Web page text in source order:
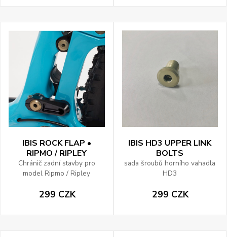
IBIS ROCK FLAP •
RIPMO / RIPLEY
Chránič zadní stavby pro
model Ripmo / Ripley
299 CZK
IBIS HD3 UPPER LINK
BOLTS
sada šroubů horního vahadla
HD3
299 CZK